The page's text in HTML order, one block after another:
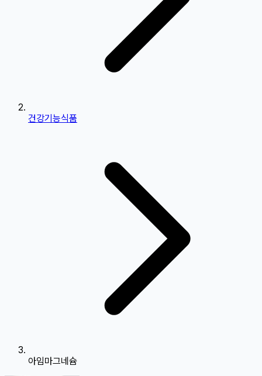
건강기능식품
아임마그네슘